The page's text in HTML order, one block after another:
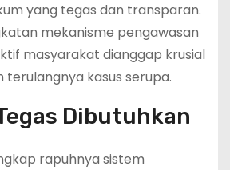
yang tegas dan transparan.
mekanisme pengawasan
masyarakat dianggap krusial
kasus serupa.
Dibutuhkan
rapuhnya sistem